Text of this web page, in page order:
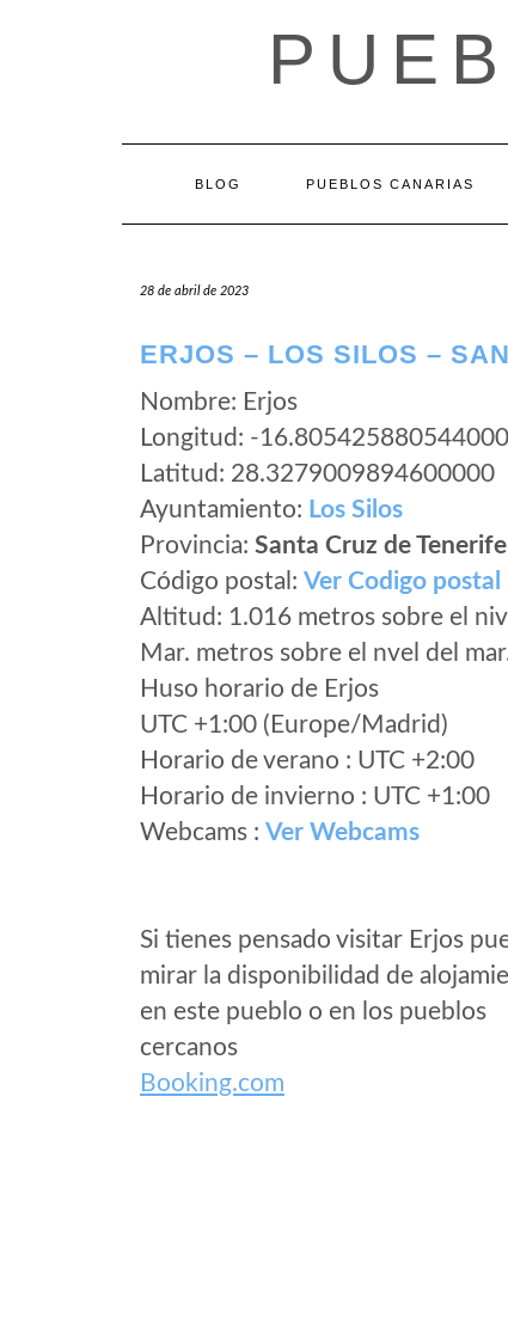
BLOG PUEBLOS CANARIAS
28 de abril de 2023
ERJOS – LOS SILOS –
Nombre: Erjos
Longitud: -
Latitud: 28.3279009894600000
Ayuntamiento: Los Silos
Provincia: Santa Cruz de Tenerife
Código postal: Ver Codigo postal
Altitud: 1.016 metros sobre el
Mar. metros sobre el nvel del
Huso horario de Erjos
UTC +1:00 (Europe/Madrid)
Horario de verano : UTC +2:00
Horario de invierno : UTC +1:00
Webcams : Ver Webcams
Si tienes pensado visitar Erjos
mirar la disponibilidad de
en este pueblo o en los pueblos
cercanos
Booking.com